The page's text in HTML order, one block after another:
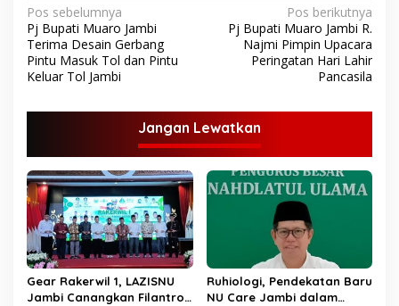
N
a
v
i
g
s
i
p
o
s
Pos sebelumnya
Pj Bupati Muaro Jambi
Terima Desain Gerbang
Pintu Masuk Tol dan Pintu
Keluar Tol Jambi
Pos berikutnya
Pj Bupati Muaro Jambi R.
Najmi Pimpin Upacara
Peringatan Hari Lahir
Pancasila
Jangan Lewatkan
Gear Rakerwil 1, LAZISNU
Jambi Canangkan Filantrofi
Ruhiologi, Pendekatan Baru
NU Care Jambi dalam